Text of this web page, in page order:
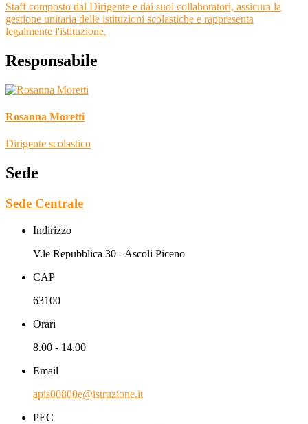
Staff composto dal Dirigente e dai suoi collaboratori, assicura la
gestione unitaria delle istituzioni scolastiche e rappresenta
legalmente l'istituzione.
Responsabile
Rosanna Moretti
Dirigente scolastico
Sede
Sede Centrale
Indirizzo
V.le Repubblica 30 - Ascoli Piceno
CAP
63100
Orari
8.00 - 14.00
Email
apis00800e@istruzione.it
PEC